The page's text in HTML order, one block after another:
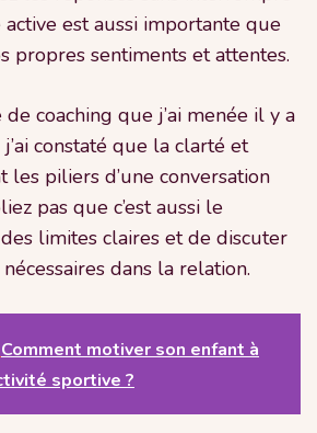
active est aussi importante que
propres sentiments et attentes.
de coaching que j’ai menée il y a
constaté que la clarté et
les piliers d’une conversation
pas que c’est aussi le
limites claires et de discuter
dans la relation.
Comment motiver son enfant à
sportive ?